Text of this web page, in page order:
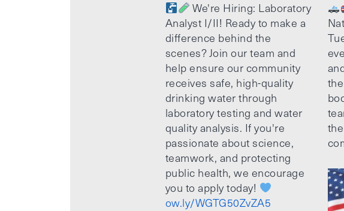
We're Hiring: Laboratory
Analyst I/II! Ready to make a
difference behind the
scenes? Join our team and
help ensure our community
receives safe, high-quality
drinking water through
laboratory testing and water
quality analysis. If you're
passionate about science,
teamwork, and protecting
public health, we encourage
you to apply today!
ow.ly/WGTG50ZvZA5